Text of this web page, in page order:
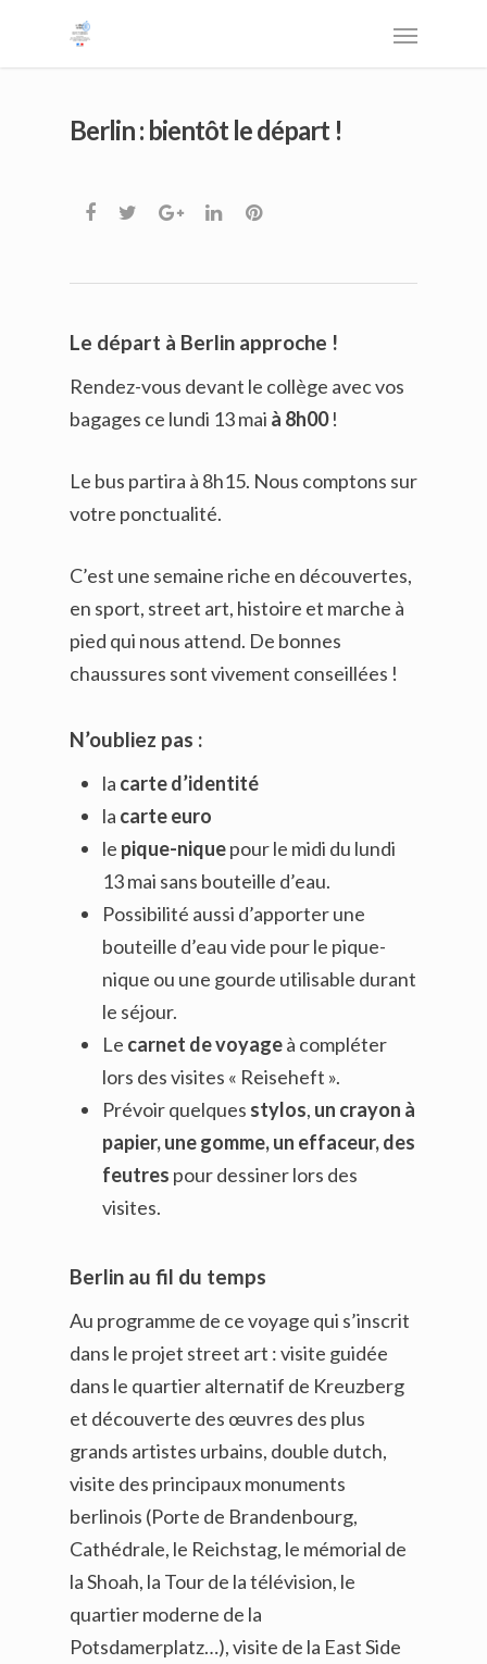
Berlin : bientôt le départ !
Le départ à Berlin approche !
Rendez-vous devant le collège avec vos
bagages ce lundi 13 mai à 8h00!
Le bus partira à 8h15. Nous comptons sur
votre ponctualité.
C’est une semaine riche en découvertes,
en sport, street art, histoire et marche à
pied qui nous attend. De bonnes
chaussures sont vivement conseillées !
N’oubliez pas :
la carte d’identité
la carte euro
le pique-niquepour le midi du lundi
13 mai sans bouteille d’eau.
Possibilité aussi d’apporter une
bouteille d’eau vide pour le pique-
nique ou une gourde utilisable durant
le séjour.
Le carnet de voyageà compléter
lors des visites « Reiseheft ».
Prévoir quelques stylos, un crayon à
papier, une gomme, un effaceur, des
feutres pour dessiner lors des
visites.
Berlin au fil du temps
Au programme de ce voyage qui s’inscrit
dans le projet street art : visite guidée
dans le quartier alternatif de Kreuzberg
et découverte des œuvres des plus
grands artistes urbains, double dutch,
visite des principaux monuments
berlinois (Porte de Brandenbourg,
Cathédrale, le Reichstag, le mémorial de
la Shoah, la Tour de la télévision, le
quartier moderne de la
Potsdamerplatz…), visite de la East Side